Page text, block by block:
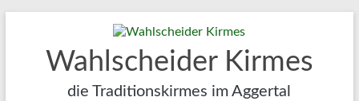
Wahlscheider Kirmes
die Traditionskirmes im Aggertal